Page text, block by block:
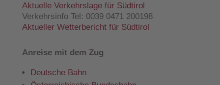
Aktuelle Verkehrslage für Südtirol
Verkehrsinfo Tel: 0039 0471 200198
Aktueller Wetterbericht für Südtirol
Anreise mit dem Zug
Deutsche Bahn